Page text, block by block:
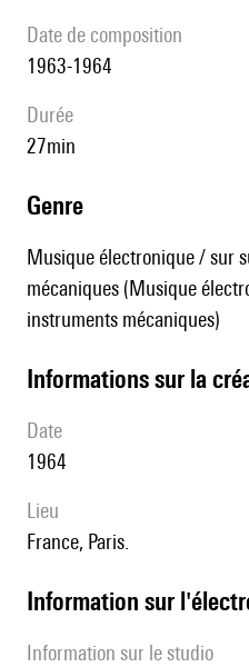
date de composition
1963-1964
durée
27min
genre
Musique électronique / sur
mécaniques (Musique
instruments mécaniques)
informations sur la
date
1964
lieu
France, Paris.
Information sur
Information sur le studio